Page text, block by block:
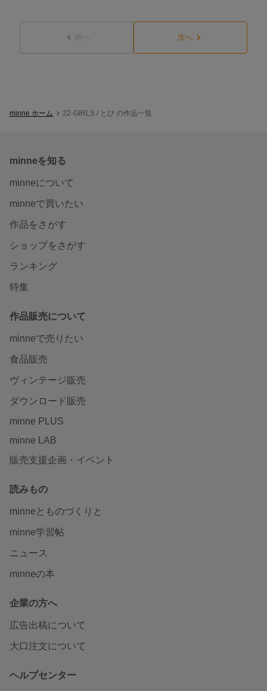
前へ 次へ
minne ホーム 22-GIRLS / とび の作品一覧
minneを知る
minneについて
minneで買いたい
作品をさがす
ショップをさがす
ランキング
特集
作品販売について
minneで売りたい
食品販売
ヴィンテージ販売
ダウンロード販売
minne PLUS
minne LAB
販売支援企画・イベント
読みもの
minneとものづくりと
minne学習帖
ニュース
minneの本
企業の方へ
広告出稿について
大口注文について
ヘルプセンター